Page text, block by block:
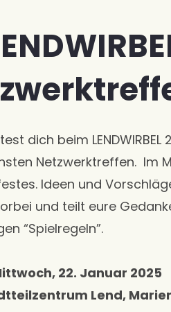
dich beim
Netzwerktreffen. Im
Ideen und
und teilt eure
“Spielregeln”.
22. Januar 2025
Lend,